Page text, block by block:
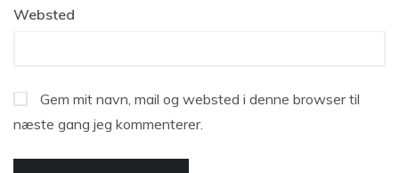
Websted
Gem mit navn, mail og websted i denne browser til
næste gang jeg kommenterer.